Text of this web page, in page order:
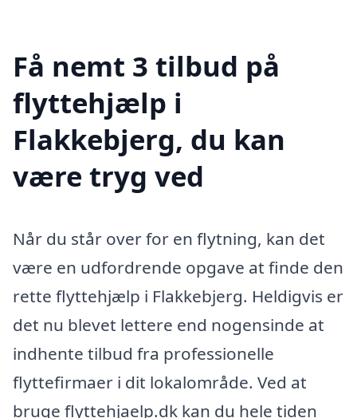
Få nemt 3 tilbud på
flyttehjælp i
Flakkebjerg, du kan
være tryg ved
Når du står over for en flytning, kan det
være en udfordrende opgave at finde den
rette flyttehjælp i Flakkebjerg. Heldigvis er
det nu blevet lettere end nogensinde at
indhente tilbud fra professionelle
flyttefirmaer i dit lokalområde. Ved at
bruge flyttehjaelp.dk kan du hele tiden